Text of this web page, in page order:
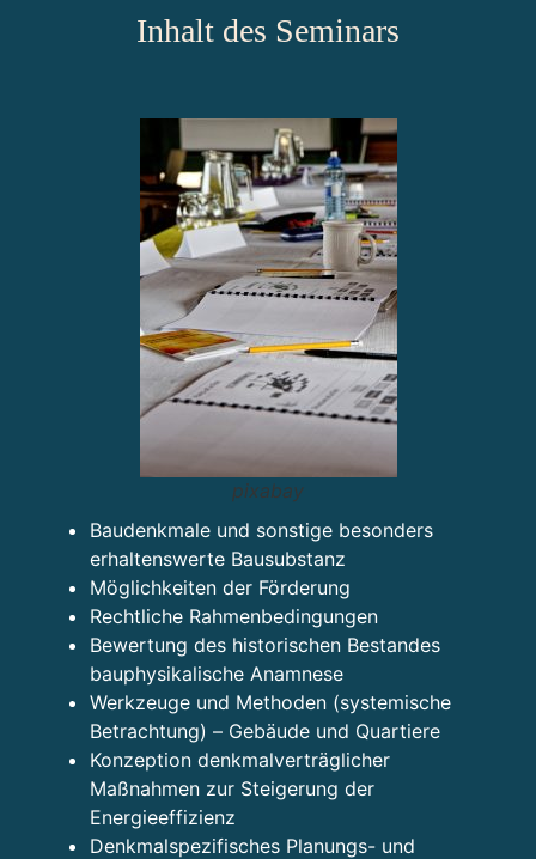
Inhalt des Seminars
pixabay
Baudenkmale und sonstige besonders
erhaltenswerte Bausubstanz
Möglichkeiten der Förderung
Rechtliche Rahmenbedingungen
Bewertung des historischen Bestandes
bauphysikalische Anamnese
Werkzeuge und Methoden (systemische
Betrachtung) – Gebäude und Quartiere
Konzeption denkmalverträglicher
Maßnahmen zur Steigerung der
Energieeffizienz
Denkmalspezifisches Planungs- und